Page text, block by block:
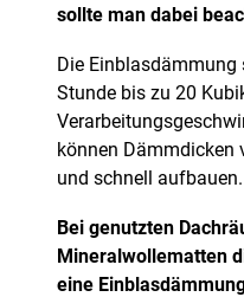
sollte man dabei
Die
Stunde bis zu 20
können Dämmdicken
und schnell
Bei genutzten
Mineralwollematten
eine